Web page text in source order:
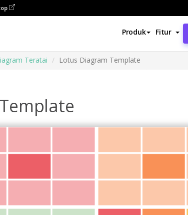
Produk Fitur
Teratai Lotus Diagram Template